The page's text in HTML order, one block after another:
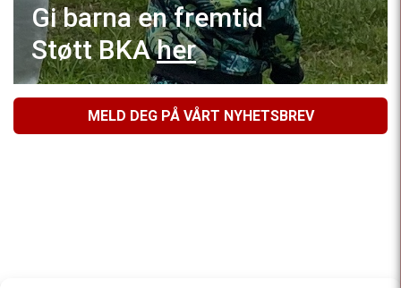
Gi barna en fremtid
Støtt BKAher
MELD DEG PÅ VÅRT NYHETSBREV